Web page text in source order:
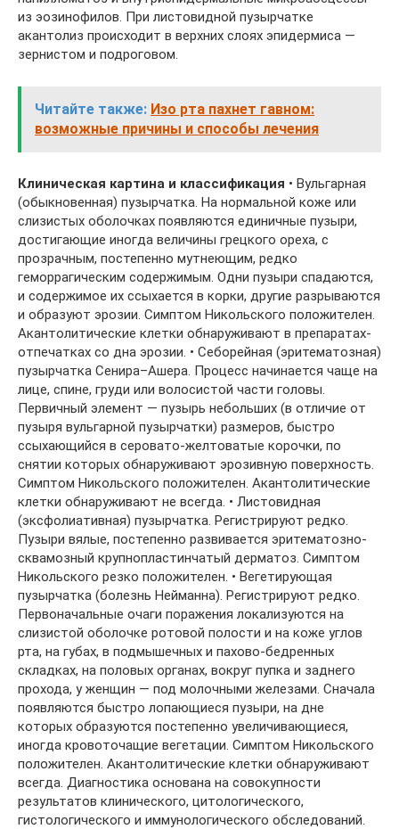
из эозинофилов. При листовидной пузырчатке
акантолиз происходит в верхних слоях эпидермиса —
зернистом и подроговом.
Читайте также: Изо рта пахнет гавном:
возможные причины и способы лечения
Клиническая картина и классификация • Вульгарная
(обыкновенная) пузырчатка. На нормальной коже или
слизистых оболочках появляются единичные пузыри,
достигающие иногда величины грецкого ореха, с
прозрачным, постепенно мутнеющим, редко
геморрагическим содержимым. Одни пузыри спадаются,
и содержимое их ссыхается в корки, другие разрываются
и образуют эрозии. Симптом Никольского положителен.
Акантолитические клетки обнаруживают в препаратах-
отпечатках со дна эрозии. • Себорейная (эритематозная)
пузырчатка Сенира–Ашера. Процесс начинается чаще на
лице, спине, груди или волосистой части головы.
Первичный элемент — пузырь небольших (в отличие от
пузыря вульгарной пузырчатки) размеров, быстро
ссыхающийся в серовато-желтоватые корочки, по
снятии которых обнаруживают эрозивную поверхность.
Симптом Никольского положителен. Акантолитические
клетки обнаруживают не всегда. • Листовидная
(эксфолиативная) пузырчатка. Регистрируют редко.
Пузыри вялые, постепенно развивается эритематозно-
сквамозный крупнопластинчатый дерматоз. Симптом
Никольского резко положителен. • Вегетирующая
пузырчатка (болезнь Нейманна). Регистрируют редко.
Первоначальные очаги поражения локализуются на
слизистой оболочке ротовой полости и на коже углов
рта, на губах, в подмышечных и пахово-бедренных
складках, на половых органах, вокруг пупка и заднего
прохода, у женщин — под молочными железами. Сначала
появляются быстро лопающиеся пузыри, на дне
которых образуются постепенно увеличивающиеся,
иногда кровоточащие вегетации. Симптом Никольского
положителен. Акантолитические клетки обнаруживают
всегда. Диагностика основана на совокупности
результатов клинического, цитологического,
гистологического и иммунологического обследований.